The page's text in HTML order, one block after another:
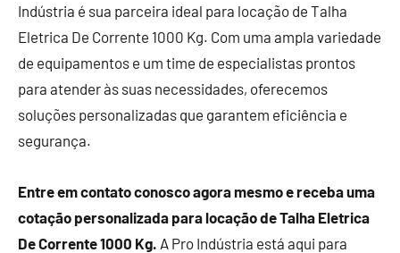
Indústria é sua parceira ideal para locação de Talha
Eletrica De Corrente 1000 Kg. Com uma ampla variedade
de equipamentos e um time de especialistas prontos
para atender às suas necessidades, oferecemos
soluções personalizadas que garantem eficiência e
segurança.
Entre em contato conosco agora mesmo e receba uma
cotação personalizada para locação de Talha Eletrica
De Corrente 1000 Kg. A Pro Indústria está aqui para